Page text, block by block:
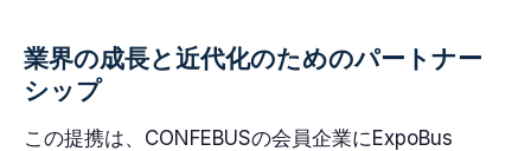
業界の成長と近代化のためのパートナー
シップ
この提携は、CONFEBUSの会員企業にExpoBus